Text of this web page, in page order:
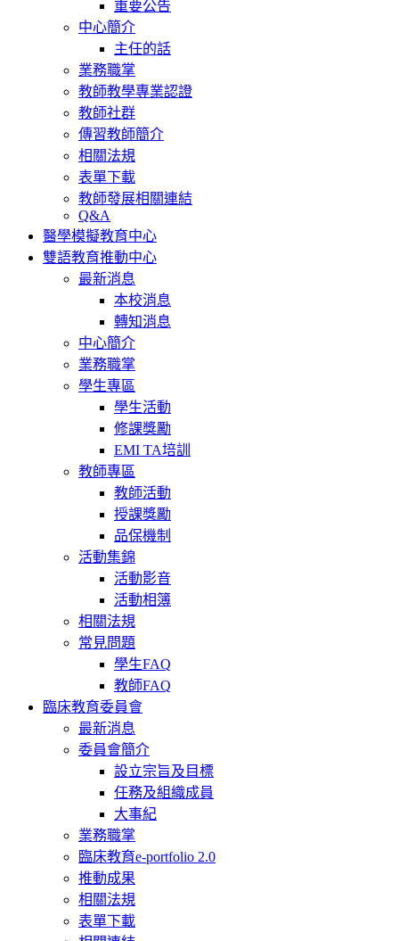
重要公告
中心簡介
主任的話
業務職掌
教師教學專業認證
教師社群
傳習教師簡介
相關法規
表單下載
教師發展相關連結
Q&A
醫學模擬教育中心
雙語教育推動中心
最新消息
本校消息
轉知消息
中心簡介
業務職掌
學生專區
學生活動
修課獎勵
EMI TA培訓
教師專區
教師活動
授課獎勵
品保機制
活動集錦
活動影音
活動相簿
相關法規
常見問題
學生FAQ
教師FAQ
臨床教育委員會
最新消息
委員會簡介
設立宗旨及目標
任務及組織成員
大事紀
業務職掌
臨床教育e-portfolio 2.0
推動成果
相關法規
表單下載